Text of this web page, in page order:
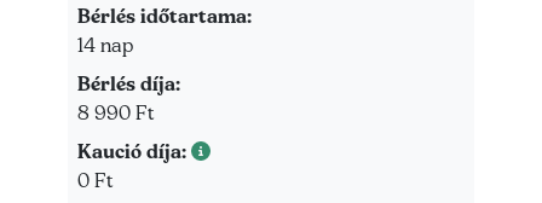
Bérlés időtartama:
Bérlés időtartama
14 nap
Bérlés díja:
Bérlés díja
8 990 Ft
Kaució díja:
Kaució díja
0 Ft